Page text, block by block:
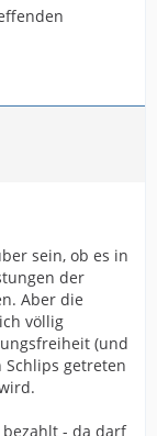
sein, ob es in
der
Aber die
völlig
(und
getreten
- da darf